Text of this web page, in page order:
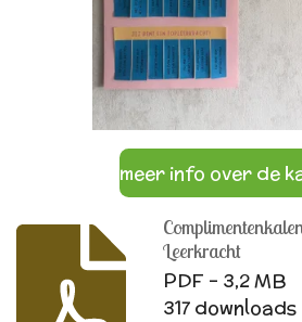
meer info over de
Leerkracht
PDF – 3,2 MB
317 downloads